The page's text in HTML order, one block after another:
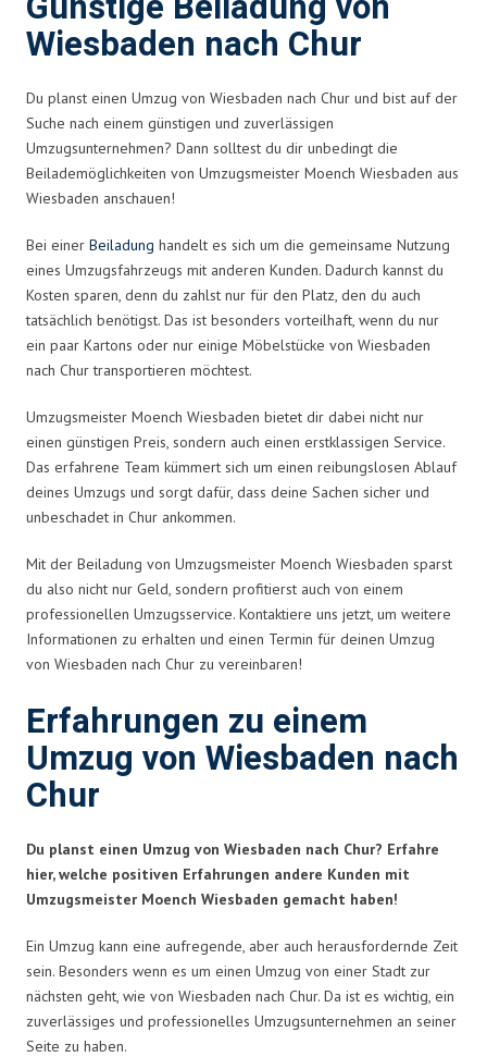
Wiesbaden nach Chur
Du planst einen Umzug von Wiesbaden nach Chur und bist auf der
Suche nach einem günstigen und zuverlässigen
Umzugsunternehmen? Dann solltest du dir unbedingt die
Beilademöglichkeiten von Umzugsmeister Moench Wiesbaden aus
Wiesbaden anschauen!
Bei einer Beiladung handelt es sich um die gemeinsame Nutzung
eines Umzugsfahrzeugs mit anderen Kunden. Dadurch kannst du
Kosten sparen, denn du zahlst nur für den Platz, den du auch
tatsächlich benötigst. Das ist besonders vorteilhaft, wenn du nur
ein paar Kartons oder nur einige Möbelstücke von Wiesbaden
nach Chur transportieren möchtest.
Umzugsmeister Moench Wiesbaden bietet dir dabei nicht nur
einen günstigen Preis, sondern auch einen erstklassigen Service.
Das erfahrene Team kümmert sich um einen reibungslosen Ablauf
deines Umzugs und sorgt dafür, dass deine Sachen sicher und
unbeschadet in Chur ankommen.
Mit der Beiladung von Umzugsmeister Moench Wiesbaden sparst
du also nicht nur Geld, sondern profitierst auch von einem
professionellen Umzugsservice. Kontaktiere uns jetzt, um weitere
Informationen zu erhalten und einen Termin für deinen Umzug
von Wiesbaden nach Chur zu vereinbaren!
Erfahrungen zu einem
Umzug von Wiesbaden nach
Chur
Du planst einen Umzug von Wiesbaden nach Chur? Erfahre
hier, welche positiven Erfahrungen andere Kunden mit
Umzugsmeister Moench Wiesbaden gemacht haben!
Ein Umzug kann eine aufregende, aber auch herausfordernde Zeit
sein. Besonders wenn es um einen Umzug von einer Stadt zur
nächsten geht, wie von Wiesbaden nach Chur. Da ist es wichtig, ein
zuverlässiges und professionelles Umzugsunternehmen an seiner
Seite zu haben.